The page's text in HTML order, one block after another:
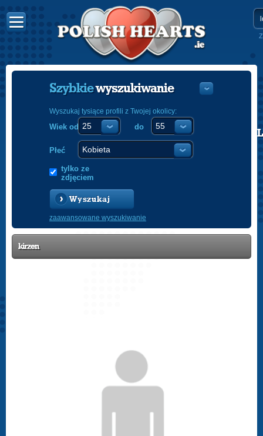
POLISH
Szybkiewyszukiwanie
Wyszukaj tysiące profili z Twojej okolicy:
Wiek od do
Płeć
tylko ze
zdjęciem
Wyszukaj
zaawansowane wyszukiwanie
kirzen